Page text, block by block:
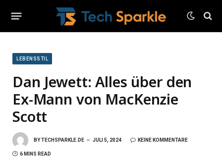
LEBENSSTIL
Dan Jewett: Alles über den
Ex-Mann von MacKenzie
Scott
BYTECHSPARKLE.DE JULI 5, 2024 KEINE KOMMENTARE
6 MINS READ